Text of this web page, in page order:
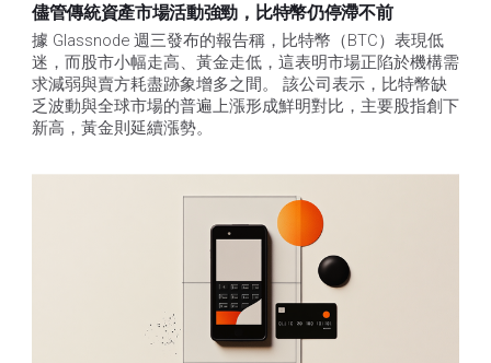
儘管傳統資產市場活動強勁，比特幣仍停滯不前
據 Glassnode 週三發布的報告稱，比特幣（BTC）表現低
迷，而股市小幅走高、黃金走低，這表明市場正陷於機構需
求減弱與賣方耗盡跡象增多之間。 該公司表示，比特幣缺
乏波動與全球市場的普遍上漲形成鮮明對比，主要股指創下
新高，黃金則延續漲勢。